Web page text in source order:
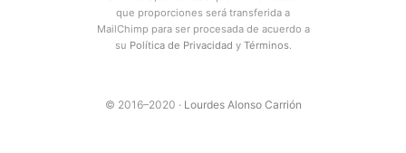
que proporciones será transferida a
MailChimp para ser procesada de acuerdo a
su Política de Privacidad y Términos.
© 2016–2020 · Lourdes Alonso Carrión